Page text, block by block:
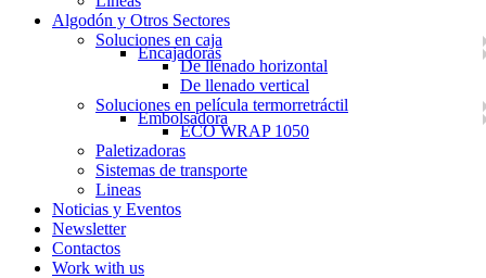
Algodón y Otros Sectores
Soluciones en caja
Encajadoras
De llenado horizontal
De llenado vertical
Soluciones en película termorretráctil
Embolsadora
ECO WRAP 1050
Paletizadoras
Sistemas de transporte
Lineas
Noticias y Eventos
Newsletter
Contactos
Work with us